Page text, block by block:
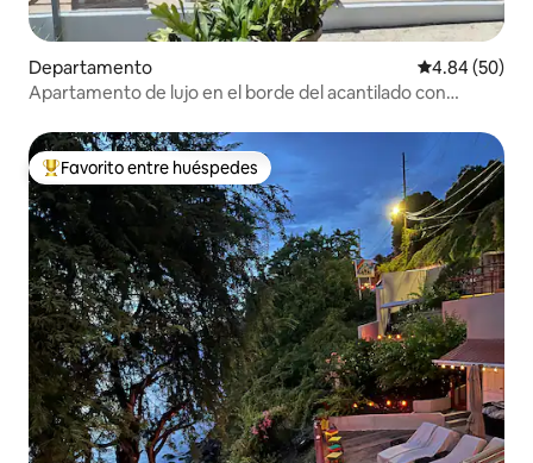
Departamento Calificación
4.84 (50)
Apartamento de lujo en el borde del acantilado con
De los mejores en Favorito entre huéspedes
Favorito entre huéspedes